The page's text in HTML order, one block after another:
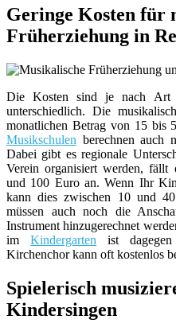
Geringe Kosten für
Früherziehung in
Die Kosten sind je nach Art
unterschiedlich. Die
monatlichen Betrag von 15 bis
Musikschulen berechnen auch
Dabei gibt es regionale
Verein organisiert werden, fällt
und 100 Euro an. Wenn Ihr
kann dies zwischen 10 und
müssen auch noch die
Instrument hinzugerechnet
imKindergarten ist
Kirchenchor kann oft kostenlos
Spielerisch
Kindersingen